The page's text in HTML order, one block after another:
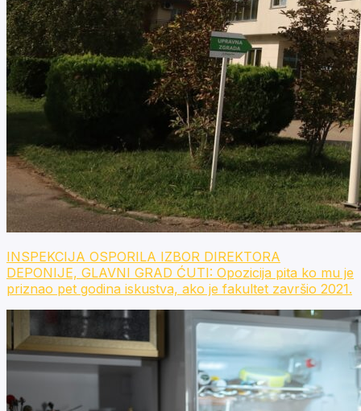
INSPEKCIJA OSPORILA IZBOR DIREKTORA
DEPONIJE, GLAVNI GRAD ĆUTI: Opozicija pita ko mu je
priznao pet godina iskustva, ako je fakultet završio 2021.